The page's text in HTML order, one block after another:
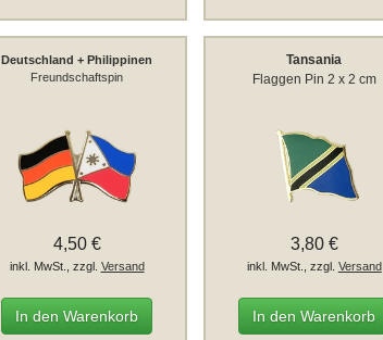
Deutschland + Philippinen
Freundschaftspin
4,50 €
inkl. MwSt., zzgl. Versand
In den Warenkorb
Tansania
Flaggen Pin 2 x 2 cm
3,80 €
inkl. MwSt., zzgl. Versand
In den Warenkorb